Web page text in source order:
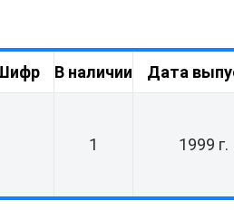
В наличии Дата
1 1999 г.